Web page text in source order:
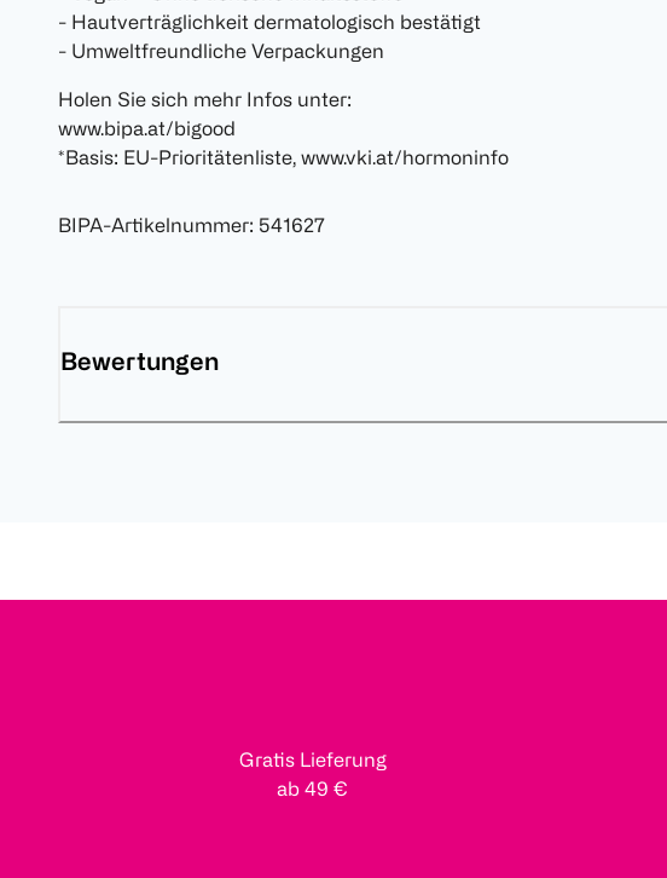
- Hautverträglichkeit dermatologisch bestätigt
- Umweltfreundliche Verpackungen
Holen Sie sich mehr Infos unter:
www.bipa.at/bigood
*Basis: EU-Prioritätenliste, www.vki.at/hormoninfo
BIPA-Artikelnummer: 541627
Bewertungen
Gratis Lieferung
ab 49 €